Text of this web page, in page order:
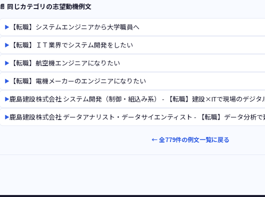
📄 同じカテゴリの志望動機例文
▶ 【転職】システムエンジニアから大学職員へ
▶ 【転職】ＩＴ業界でシステム開発をしたい
▶ 【転職】航空機エンジニアになりたい
▶ 【転職】電機メーカーのエンジニアになりたい
▶鹿島建設株式会社 システム開発（制御・組込み系） - 【転職】建設×ITで現場のデジタ
▶鹿島建設株式会社 データアナリスト・データサイエンティスト - 【転職】データ分析
← 全779件の例文一覧に戻る